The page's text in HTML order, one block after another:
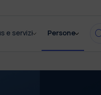
e servizi Persone